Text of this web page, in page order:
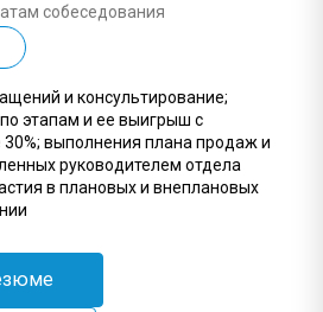
собеседования
и консультирование;
этапам и ее выигрыш с
выполнения плана продаж и
руководителем отдела
в плановых и внеплановых